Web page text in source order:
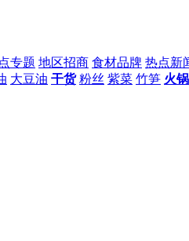
专题 地区招商 食材品牌 热点新
大豆油 干货 粉丝 紫菜 竹笋 火